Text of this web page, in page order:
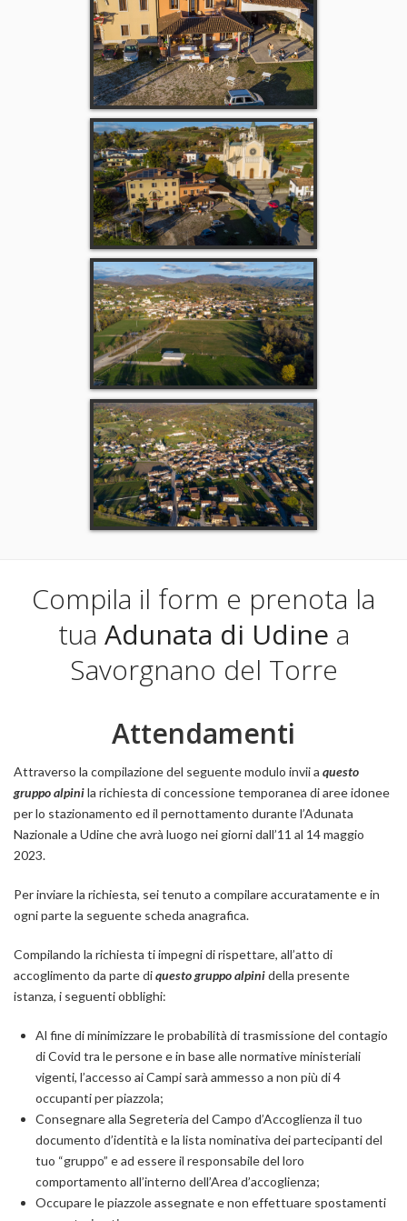
Compila il form e prenota la
tua Adunata di Udine a
Savorgnano del Torre
Attendamenti
Attraverso la compilazione del seguente modulo invii a questo
gruppo alpinila richiesta di concessione temporanea di aree idonee
per lo stazionamento ed il pernottamento durante l’Adunata
Nazionale a Udine che avrà luogo nei giorni dall’11 al 14 maggio
2023.
Per inviare la richiesta, sei tenuto a compilare accuratamente e in
ogni parte la seguente scheda anagrafica.
Compilando la richiesta ti impegni di rispettare, all’atto di
accoglimento da parte diquesto gruppo alpinidella presente
istanza, i seguenti obblighi:
Al fine di minimizzare le probabilità di trasmissione del contagio
di Covid tra le persone e in base alle normative ministeriali
vigenti, l’accesso ai Campi sarà ammesso a non più di 4
occupanti per piazzola;
Consegnare alla Segreteria del Campo d’Accoglienza il tuo
documento d’identità e la lista nominativa dei partecipanti del
tuo “gruppo” e ad essere il responsabile del loro
comportamento all’interno dell’Area d’accoglienza;
Occupare le piazzole assegnate e non effettuare spostamenti